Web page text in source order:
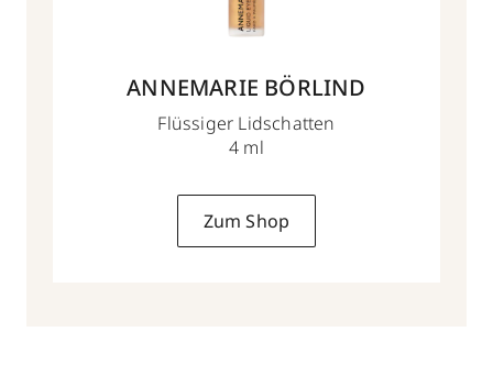
ANNEMARIE BÖRLIND
Flüssiger Lidschatten
4 ml
Zum Shop